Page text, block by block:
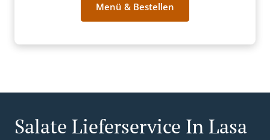
Menü & Bestellen
Salate Lieferservice In Lasa